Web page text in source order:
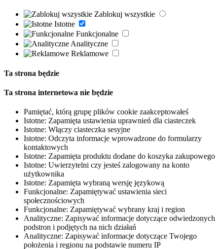
Zablokuj wszystkie
Istotne
Funkcjonalne
Analityczne
Reklamowe
Ta strona będzie
Ta strona internetowa nie będzie
Pamiętać, którą grupę plików cookie zaakceptowałeś
Istotne: Zapamięta ustawienia uprawnień dla ciasteczek
Istotne: Włączy ciasteczka sesyjne
Istotne: Odczyta informacje wprowadzone do formularzy
kontaktowych
Istotne: Zapamięta produktu dodane do koszyka zakupowego
Istotne: Uwierzytelni czy jesteś zalogowany na konto
użytkownika
Istotne: Zapamięta wybraną wersję językową
Funkcjonalne: Zapamiętywać ustawienia sieci
społecznościowych
Funkcjonalne: Zapamiętywać wybrany kraj i region
Analityczne: Zapisywać informacje dotyczące odwiedzonych
podstron i podjętych na nich działań
Analityczne: Zapisywać informacje dotyczące Twojego
położenia i regionu na podstawie numeru IP